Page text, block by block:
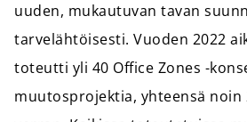
uuden, mukautuvan tavan
tarvelähtöisesti. Vuoden 2022
toteutti yli 40 Office Zones -
muutosprojektia, yhteensä noin